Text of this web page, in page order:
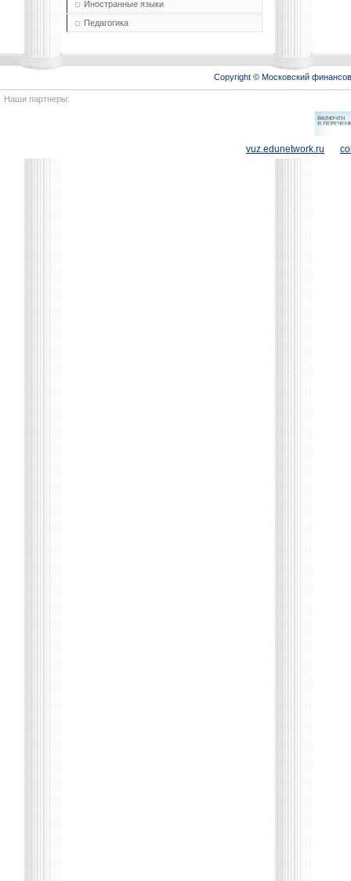
Иностранные языки
Педагогика
Copyright © Московский
Наши партнеры:
vuz.edunetwork.ru